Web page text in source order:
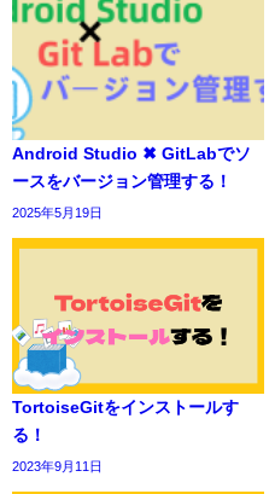
Android Studio ✖ GitLabでソ
ースをバージョン管理する！
2025年5月19日
TortoiseGitをインストールす
る！
2023年9月11日